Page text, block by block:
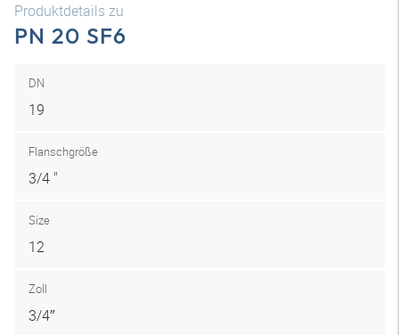
Produktdetails zu
PN 20 SF6
DN
19
Flanschgröße
3/4 "
Size
12
Zoll
3/4″